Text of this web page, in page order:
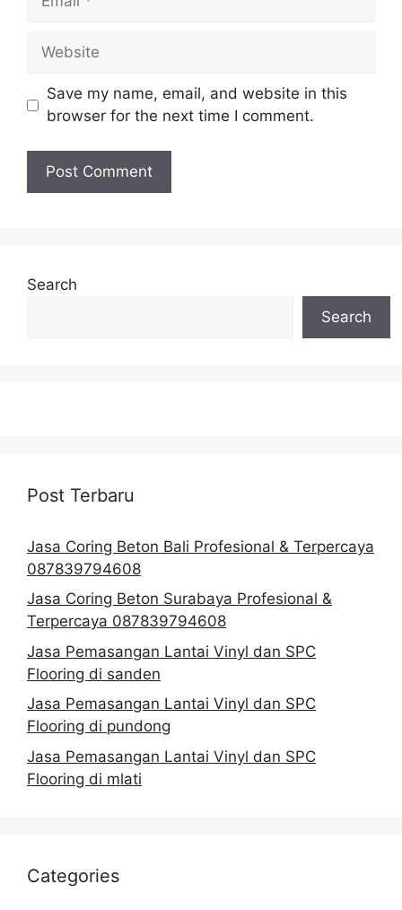
Website
Save my name, email, and website in this
browser for the next time I comment.
Search
Search
Post Terbaru
Jasa Coring Beton Bali Profesional & Terpercaya
087839794608
Jasa Coring Beton Surabaya Profesional &
Terpercaya 087839794608
Jasa Pemasangan Lantai Vinyl dan SPC
Flooring di sanden
Jasa Pemasangan Lantai Vinyl dan SPC
Flooring di pundong
Jasa Pemasangan Lantai Vinyl dan SPC
Flooring di mlati
Categories